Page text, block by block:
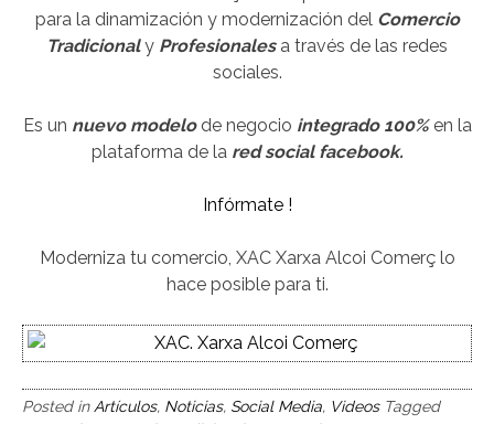
para la dinamización y modernización del Comercio
Tradicionaly Profesionalesa través de las redes
sociales.
Es un nuevo modelode negocio integrado 100%en la
plataforma de la red social facebook.
Infórmate !
Moderniza tu comercio, XAC Xarxa Alcoi Comerç lo
hace posible para ti.
Posted in Artículos, Noticias, Social Media, Videos Tagged